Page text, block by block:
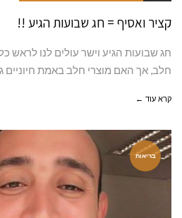
קציר ואסיף = חג שבועות הגיע !!
חג שבועות הגיע וישר עולים לנו לראש
חלב, אך האם מוצרי חלב באמת חיוניים
קרא עוד ←
בריאות